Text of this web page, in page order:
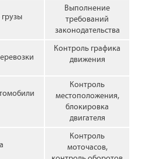
Выполнение
требований
законодательства
Контроль графика
движения
Контроль
местоположения,
блокировка
двигателя
Контроль
моточасов,